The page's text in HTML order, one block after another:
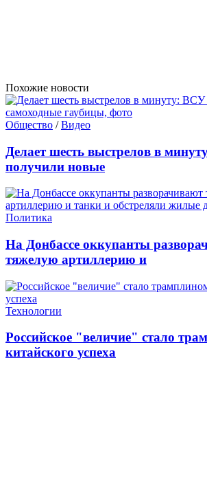
Похожие новости
Общество /Видео
Делает шесть выстрелов в
получили новые
Политика
На Донбассе оккупанты
тяжелую артиллерию и
Технологии
Российское "величие" стало
китайского успеха